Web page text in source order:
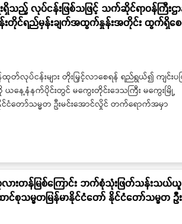
လုပ်ငန်းဖြစ်သဖြင့် သက်ဆိုင်ရာဝန်ကြီးဌ
ပန်းတိုင်ရည်မှန်းချက်အထွက်နှုန်းအတိုင်း ထွက်ရှိစေ
လုပ်ငန်းများ တိုးမြှင့်လာစေရန် ရည်ရွယ်၍ ကျင်း
ေ့နံနက်ပိုင်းတွင် မကွေးတိုင်းဒေသကြီး မကွေးမြို့
င်ငံတော်သမ္မတ ဦးမင်းအောင်လှိုင် တက်ရောက်အမှာ
လားတန်မြစ်ကြောင်း ဘက်စုံသုံးဖြတ်သန်းသယ်ယူ
စုသမ္မတမြန်မာနိုင်ငံတော် နိုင်ငံတော်သမ္မတ ဦး